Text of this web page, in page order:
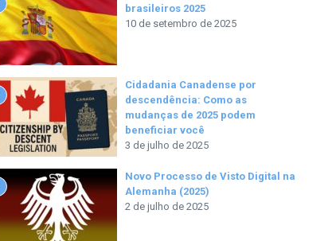
brasileiros 2025
10 de setembro de 2025
Cidadania Canadense por
descendência: Como as
mudanças de 2025 podem
beneficiar você
3 de julho de 2025
Novo Processo de Visto Digital na
Alemanha (2025)
2 de julho de 2025